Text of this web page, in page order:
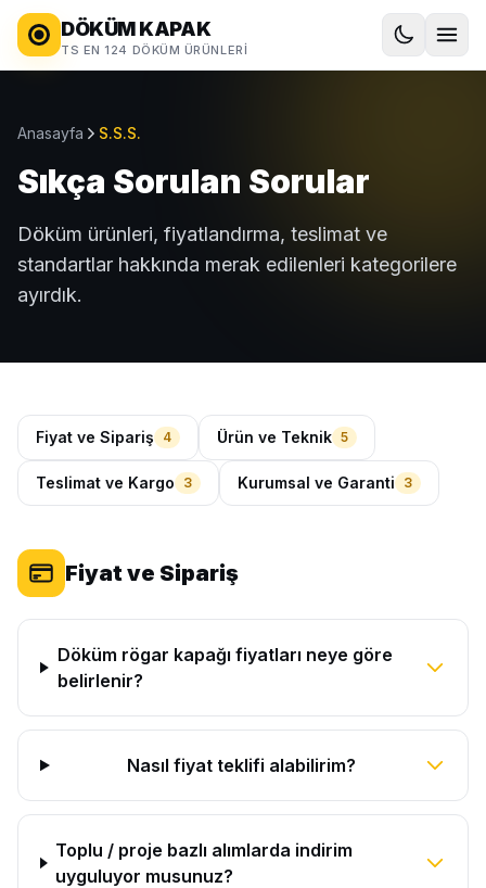
DÖKÜM KAPAK
TS EN 124 DÖKÜM ÜRÜNLERI
Anasayfa S.S.S.
Sıkça Sorulan Sorular
Döküm ürünleri, fiyatlandırma, teslimat ve
standartlar hakkında merak edilenleri kategorilere
ayırdık.
Fiyat ve Sipariş 4 Ürün ve Teknik 5
Teslimat ve Kargo 3 Kurumsal ve Garanti 3
Fiyat ve Sipariş
Döküm rögar kapağı fiyatları neye göre
belirlenir?
Nasıl fiyat teklifi alabilirim?
Toplu / proje bazlı alımlarda indirim
uyguluyor musunuz?